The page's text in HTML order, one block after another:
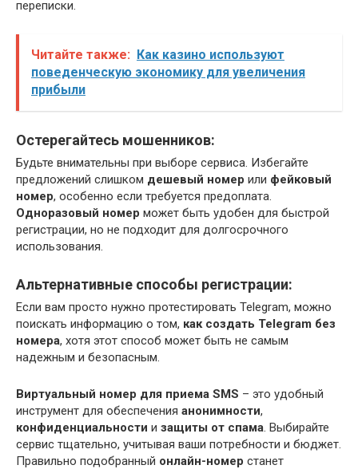
переписки.
Читайте также: Как казино используют
поведенческую экономику для увеличения
прибыли
Остерегайтесь мошенников:
Будьте внимательны при выборе сервиса. Избегайте
предложений слишком дешевый номер или фейковый
номер, особенно если требуется предоплата.
Одноразовый номер может быть удобен для быстрой
регистрации, но не подходит для долгосрочного
использования.
Альтернативные способы регистрации:
Если вам просто нужно протестировать Telegram, можно
поискать информацию о том, как создать Telegram без
номера, хотя этот способ может быть не самым
надежным и безопасным.
Виртуальный номер для приема SMS – это удобный
инструмент для обеспечения анонимности,
конфиденциальности и защиты от спама. Выбирайте
сервис тщательно, учитывая ваши потребности и бюджет.
Правильно подобранный онлайн-номер станет